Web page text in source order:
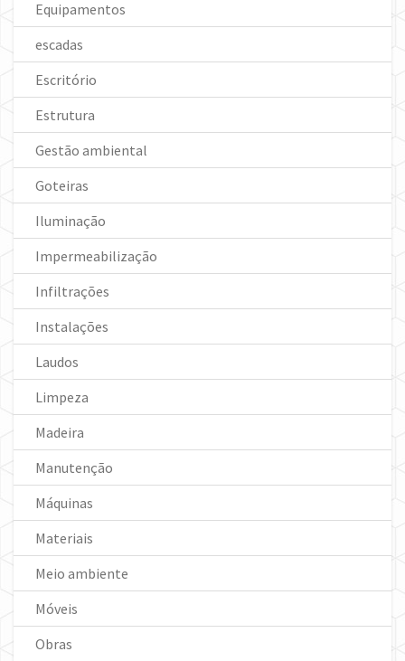
Equipamentos
escadas
Escritório
Estrutura
Gestão ambiental
Goteiras
Iluminação
Impermeabilização
Infiltrações
Instalações
Laudos
Limpeza
Madeira
Manutenção
Máquinas
Materiais
Meio ambiente
Móveis
Obras